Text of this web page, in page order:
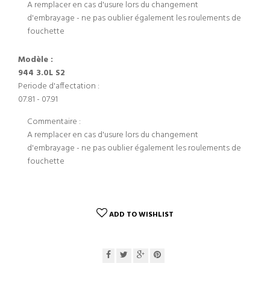
A remplacer en cas d'usure lors du changement
d'embrayage - ne pas oublier également les roulements de
fouchette
Modèle :
944 3.0L S2
Periode d'affectation :
07.81 - 07.91
Commentaire :
A remplacer en cas d'usure lors du changement
d'embrayage - ne pas oublier également les roulements de
fouchette
ADD TO WISHLIST